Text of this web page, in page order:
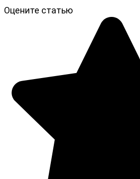
Оцените статью